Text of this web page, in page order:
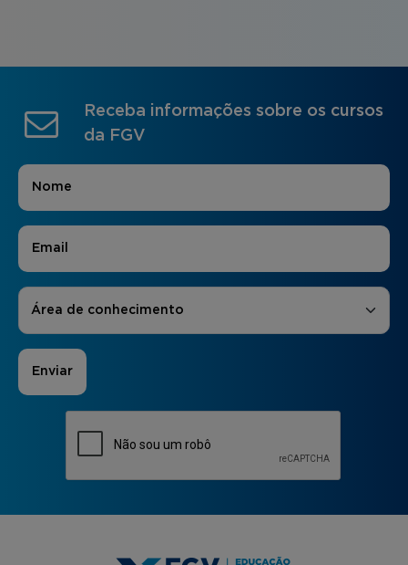
Receba informações sobre os cursos
da FGV
Nome
E-mail
Áreas de Interesse
Área de conhecimento